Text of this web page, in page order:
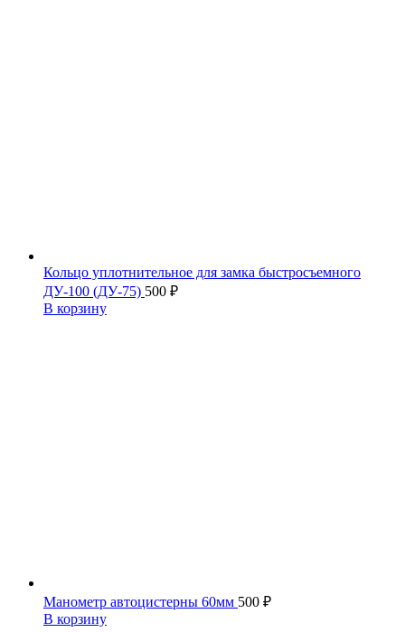
Кольцо уплотнительное для замка быстросъемного
ДУ-100 (ДУ-75) 500 ₽
В корзину
Манометр автоцистерны 60мм 500 ₽
В корзину